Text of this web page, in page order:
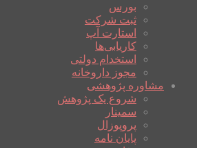
بورس
ثبت شرکت
استارت آپ
کاریابی‌ها
استخدام دولتی
مجوز داروخانه
مشاوره پژوهشی
شروع یک پژوهش
سمینار
پروپوزال
پایان نامه